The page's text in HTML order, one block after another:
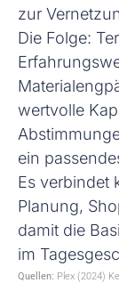
zur
Die Folge:
wertvolle
ein
Es verbindet
Planung,
damit die
im
Quellen: Plex (2024)